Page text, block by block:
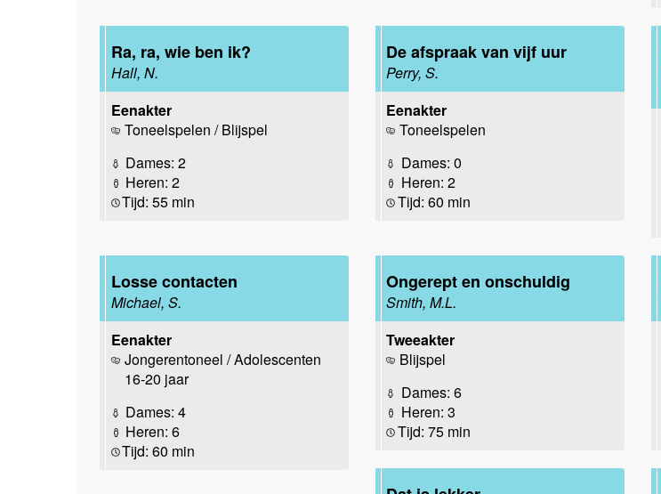
Ra, ra, wie ben ik?
Hall, N.
Eenakter
Toneelspelen / Blijspel
Dames: 2
Heren: 2
Tijd: 55 min
De afspraak van vijf uur
Perry, S.
Eenakter
Toneelspelen
Dames: 0
Heren: 2
Tijd: 60 min
Losse contacten
Michael, S.
Eenakter
Jongerentoneel / Adolescenten
16-20 jaar
Dames: 4
Heren: 6
Tijd: 60 min
Ongerept en onschuldig
Smith, M.L.
Tweeakter
Blijspel
Dames: 6
Heren: 3
Tijd: 75 min